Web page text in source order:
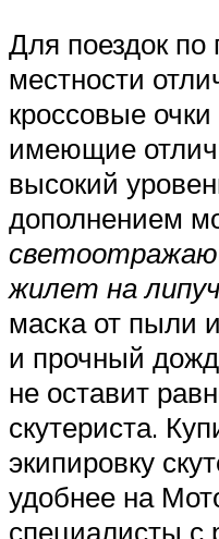
Для поездок по
местности
кроссовые
имеющие
высокий
дополнением
жилет на
маска от пыли
и прочный
не оставит
скутериста.
экипировку
удобнее на
специалисты с